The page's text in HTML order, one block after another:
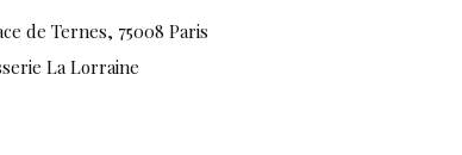
de Ternes, 75008 Paris
La Lorraine